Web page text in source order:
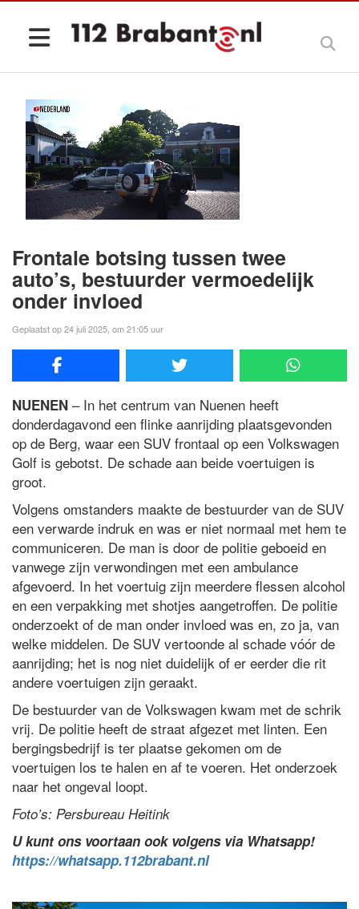
Frontale botsing tussen twee
auto’s, bestuurder vermoedelijk
onder invloed
Geplaatst op 24 juli 2025, om 21:05 uur
NUENEN – In het centrum van Nuenen heeft
donderdagavond een flinke aanrijding plaatsgevonden
op de Berg, waar een SUV frontaal op een Volkswagen
Golf is gebotst. De schade aan beide voertuigen is
groot.
Volgens omstanders maakte de bestuurder van de SUV
een verwarde indruk en was er niet normaal met hem te
communiceren. De man is door de politie geboeid en
vanwege zijn verwondingen met een ambulance
afgevoerd. In het voertuig zijn meerdere flessen alcohol
en een verpakking met shotjes aangetroffen. De politie
onderzoekt of de man onder invloed was en, zo ja, van
welke middelen. De SUV vertoonde al schade vóór de
aanrijding; het is nog niet duidelijk of er eerder die rit
andere voertuigen zijn geraakt.
De bestuurder van de Volkswagen kwam met de schrik
vrij. De politie heeft de straat afgezet met linten. Een
bergingsbedrijf is ter plaatse gekomen om de
voertuigen los te halen en af te voeren. Het onderzoek
naar het ongeval loopt.
Foto’s: Persbureau Heitink
U kunt ons voortaan ook volgens via Whatsapp!
https://whatsapp.112brabant.nl